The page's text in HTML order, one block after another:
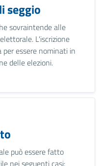
seggio
sovraintende alle
L'iscrizione
per essere nominati in
delle elezioni.
può essere fatto
nei seguenti casi: